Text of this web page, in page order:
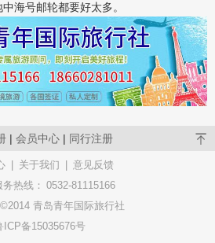
海号邮轮都要好太多。
| 会员中心 | 同行注册
关于我们
意见反馈
热线： 0532-81115166
青岛青年国际旅行社
ICP备15035676号